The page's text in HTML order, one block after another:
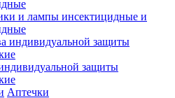
и лампы инсектицидные и
защиты
Аптечки